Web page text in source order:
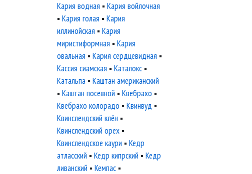
Кария водная ▪Кария войлочная
▪Кария голая ▪Кария
иллинойская ▪Кария
миристиформная ▪Кария
овальная ▪Кария сердцевидная ▪
Кассия сиамская ▪Каталокс ▪
Катальпа ▪Каштан американский
▪Каштан посевной ▪Квебрахо ▪
Квебрахо колорадо ▪Квинвуд ▪
Квинслендский клён ▪
Квинслендский орех ▪
Квинслендское каури ▪Кедр
атласский ▪Кедр кипрский ▪Кедр
ливанский ▪Кемпас ▪